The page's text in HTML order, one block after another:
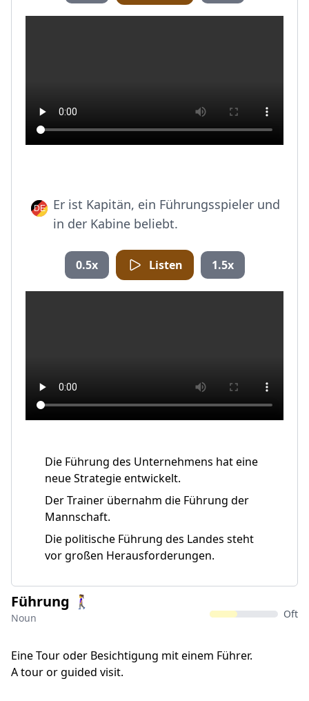
Er ist Kapitän, ein Führungsspieler und
in der Kabine beliebt.
0.5x Listen 1.5x
Die Führung des Unternehmens hat eine
neue Strategie entwickelt.
Der Trainer übernahm die Führung der
Mannschaft.
Die politische Führung des Landes steht
vor großen Herausforderungen.
Führung 🚶‍♀
Noun Oft
Eine Tour oder Besichtigung mit einem Führer.
A tour or guided visit.